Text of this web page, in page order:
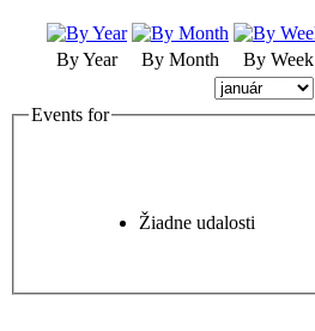
By Year By Month By Week
Events for
Žiadne udalosti